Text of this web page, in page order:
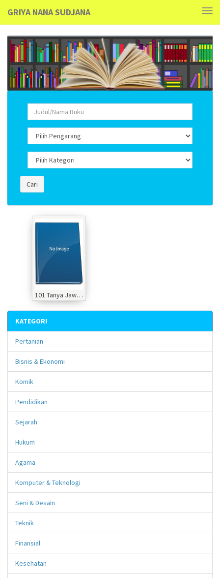
GRIYA NANA SUDJANA
Cari
101 Tanya Jawab Seru Tentang Sepak Bola@coachtimo menjawab
KATEGORI
Pertanian
Bisnis & Ekonomi
Komik
Pendidikan
Sejarah
Hukum
Agama
Komputer & Teknologi
Seni & Desain
Teknik
Finansial
Kesehatan